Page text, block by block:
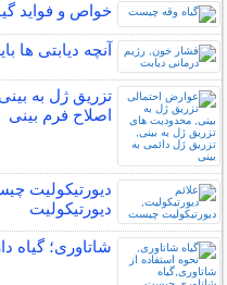
خواص و فواید
آنچه دیابتی ها
تزریق ژل به
اصلاح فرم بینی
دیورتیکولیت
دیورتیکولیت
شاتاوری؛ گیاه